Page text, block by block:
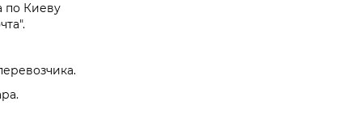
по Киеву